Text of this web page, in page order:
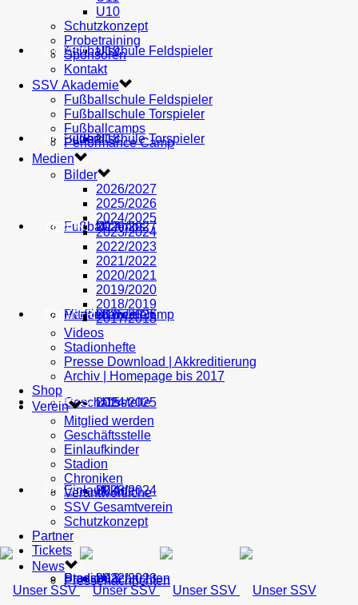
AH U19
U18
U17
U16
U15
U14
U13
Fußballschule Feldspieler
Fußballschule Torspieler
Fußballcamps
Performance Camp
MEDIEN
Bilder
2026/2027
2025/2026
2024/2025
2023/2024
2022/2023
SHOP
VEREIN
Mitglied werden
Geschäftsstelle
Einlaufkinder
Stadion
PARTNER
TICKETS
NEWS
Pressenachrichten
U10
Schutzkonzept
Probetraining
Sponsoren
Kontakt
SSV Akademie
Fußballschule Feldspieler
Fußballschule Torspieler
Fußballcamps
Performance Camp
Medien
Bilder
2026/2027
2025/2026
2024/2025
2023/2024
2022/2023
2021/2022
2020/2021
2019/2020
2018/2019
2017/2018
Videos
Stadionhefte
Presse Download | Akkreditierung
Archiv | Homepage bis 2017
Shop
Verein
Mitglied werden
Geschäftsstelle
Einlaufkinder
Stadion
Chroniken
Verantwortliche
SSV Gesamtverein
Schutzkonzept
Partner
Tickets
News
Pressenachrichten